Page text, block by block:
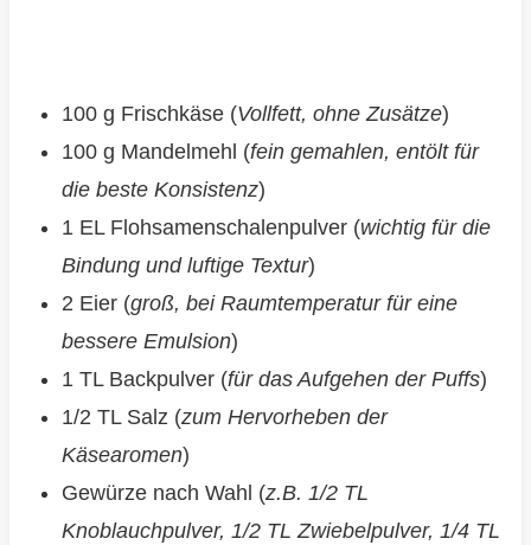
100 g Frischkäse (Vollfett, ohne Zusätze)
100 g Mandelmehl (fein gemahlen, entölt für
die beste Konsistenz)
1 EL Flohsamenschalenpulver (wichtig für die
Bindung und luftige Textur)
2 Eier (groß, bei Raumtemperatur für eine
bessere Emulsion)
1 TL Backpulver (für das Aufgehen der Puffs)
1/2 TL Salz (zum Hervorheben der
Käsearomen)
Gewürze nach Wahl (z.B. 1/2 TL
Knoblauchpulver, 1/2 TL Zwiebelpulver, 1/4 TL